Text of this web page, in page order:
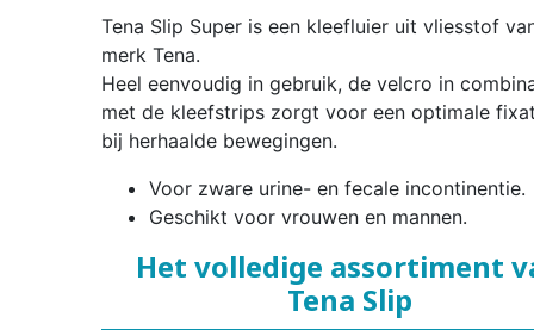
Tena Slip Super is een kleefluier uit vliesstof
merk Tena.
Heel eenvoudig in gebruik, de velcro in
met de kleefstrips zorgt voor een optimale
bij herhaalde bewegingen.
Voor zware urine- en fecale incontinentie.
Geschikt voor vrouwen en mannen.
Het volledige assortiment
Tena Slip